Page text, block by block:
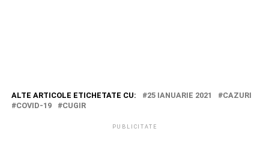
ALTE ARTICOLE ETICHETATE CU: 25 IANUARIE 2021
CAZURI
COVID-19
CUGIR
PUBLICITATE